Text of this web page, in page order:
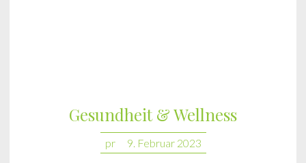
Gesundheit & Wellness
pr 9. Februar 2023